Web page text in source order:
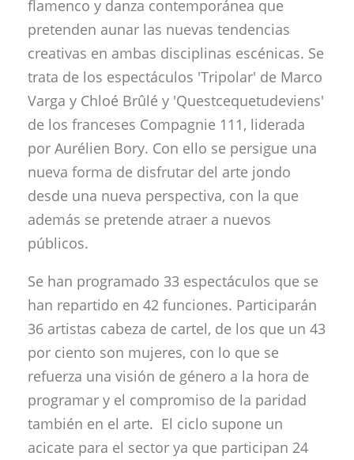
flamenco y danza contemporánea que
pretenden aunar las nuevas tendencias
creativas en ambas disciplinas escénicas. Se
trata de los espectáculos 'Tripolar' de Marco
Varga y Chloé Brûlé y 'Questcequetudeviens'
de los franceses Compagnie 111, liderada
por Aurélien Bory. Con ello se persigue una
nueva forma de disfrutar del arte jondo
desde una nueva perspectiva, con la que
además se pretende atraer a nuevos
públicos.
Se han programado 33 espectáculos que se
han repartido en 42 funciones. Participarán
36 artistas cabeza de cartel, de los que un 43
por ciento son mujeres, con lo que se
refuerza una visión de género a la hora de
programar y el compromiso de la paridad
también en el arte. El ciclo supone un
acicate para el sector ya que participan 24